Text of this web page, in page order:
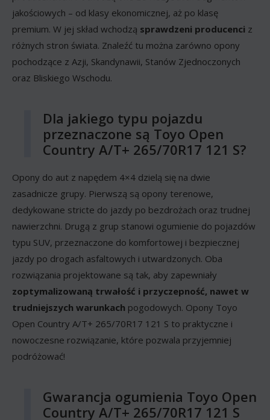
jakościowych – od klasy ekonomicznej, aż po klasę
premium. W jej skład wchodzą sprawdzeni producenci z
różnych stron świata. Znaleźć tu można zarówno opony
pochodzące z Azji, Skandynawii, Stanów Zjednoczonych
oraz Bliskiego Wschodu.
Dla jakiego typu pojazdu
przeznaczone są Toyo Open
Country A/T+ 265/70R17 121 S?
Opony do aut z napędem 4×4 dzielą się na dwie
zasadnicze grupy. Pierwszą są opony terenowe,
dedykowane stricte do jazdy po bezdrożach oraz trudnej
nawierzchni. Drugą z grup stanowi ogumienie do pojazdów
typu SUV, przeznaczone do komfortowej i bezpiecznej
jazdy po drogach asfaltowych i utwardzonych. Oba
rozwiązania projektowane są tak, aby zapewniały
zoptymalizowaną trwałość i przyczepność, nawet w
trudniejszych warunkach pogodowych. Opony Toyo
Open Country A/T+ 265/70R17 121 S to praktyczne i
nowoczesne rozwiązanie, które pozwala przyjemniej
podróżować!
Gwarancja ogumienia Toyo Open
Country A/T+ 265/70R17 121 S